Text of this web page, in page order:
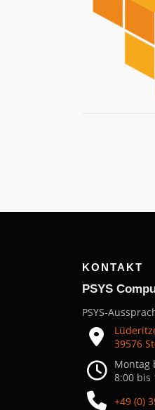
KONTAKT
PSYS
PSYS-
39576
Montag
8:00 bis
+49 (0)